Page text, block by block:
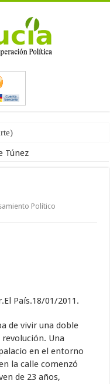
generales
Túnez
Político
País.18/01/2011.
de vivir una doble
Una
en el entorno
la calle comenzó
de 23 años,